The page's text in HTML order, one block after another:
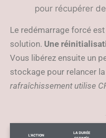
pour récupérer de
Le redémarrage forcé
solution. Une
Vous libérez ensuite un
stockage pour relancer
rafraîchissement utilise
L’ACTION
LA DURÉE